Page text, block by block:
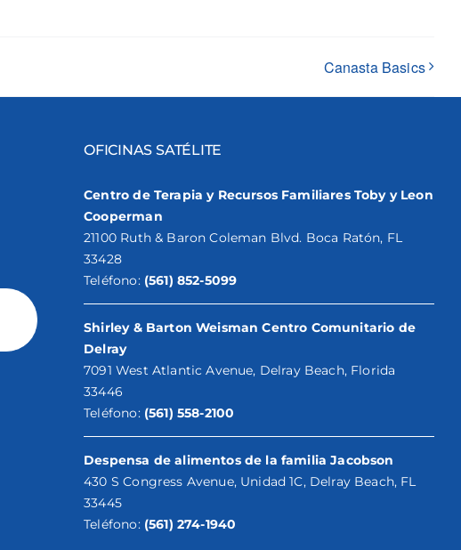
Canasta Basics
OFICINAS SATÉLITE
Centro de Terapia y Recursos Familiares Toby y Leon
Cooperman
21100 Ruth & Baron Coleman Blvd. Boca Ratón, FL
33428
Teléfono: (561) 852-5099
Shirley & Barton Weisman Centro Comunitario de
Delray
7091 West Atlantic Avenue, Delray Beach, Florida
33446
Teléfono: (561) 558-2100
Despensa de alimentos de la familia Jacobson
430 S Congress Avenue, Unidad 1C, Delray Beach, FL
33445
Teléfono: (561) 274-1940